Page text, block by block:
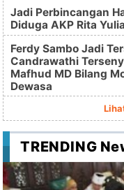
Jadi Perbincangan
Diduga AKP Rita
Ferdy Sambo Jadi
Candrawathi
Mafhud MD Bilang
Dewasa
TRENDING